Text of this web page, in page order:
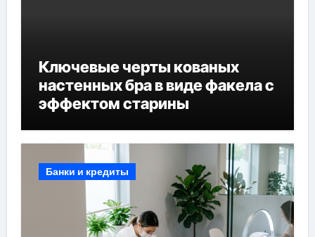
Ключевые черты кованых
настенных бра в виде факела с
эффектом старины
Банки и кредиты